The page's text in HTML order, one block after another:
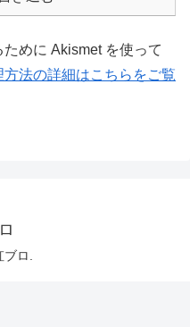
めに Akismet を使って
法の詳細はこちらをご覧
ブロ.